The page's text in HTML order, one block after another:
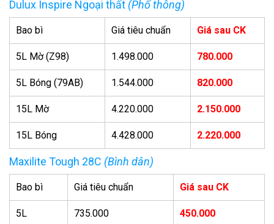
Dulux Inspire Ngoại thất (Phổ thông)
Bao bì Giá tiêu chuẩn Giá sau CK
5L Mờ (Z98) 1.498.000 780.000
5L Bóng (79AB) 1.544.000 820.000
15L Mờ 4.220.000 2.150.000
15L Bóng 4.428.000 2.220.000
Maxilite Tough 28C (Bình dân)
Bao bì Giá tiêu chuẩn Giá sau CK
5L 735.000 450.000